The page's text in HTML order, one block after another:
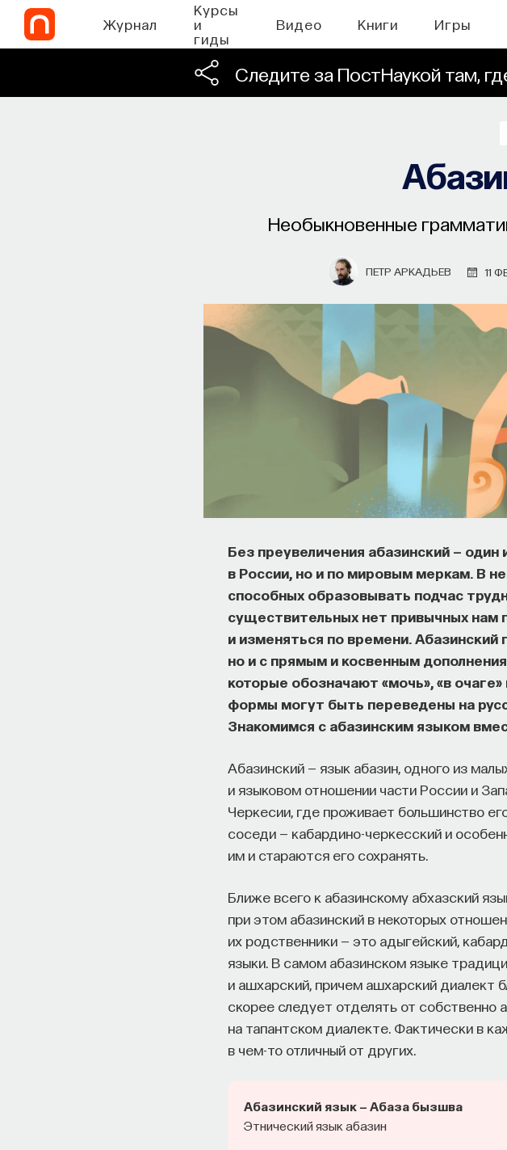
Журнал
Курсы
и
гиды
Видео Книги Игры
Следите за ПостНаукой там,
Необыкновенные
ПЕТР АРКАДЬЕВ 11
Без преувеличения абазинский —
в России, но и по мировым меркам. В
способных образовывать подчас
существительных нет привычных нам
и изменяться по времени. Абазинский
но и с прямым и косвенным
которые обозначают «мочь», «в
формы могут быть переведены на
Знакомимся с абазинским языком
Абазинский — язык абазин, одного из
и языковом отношении части России и
Черкесии, где проживает большинство
соседи — кабардино-черкесский и
им и стараются его сохранять.
Ближе всего к абазинскому абхазский
при этом абазинский в некоторых
их родственники — это адыгейский,
языки. В самом абазинском языке
и ашхарский, причем ашхарский диалект
скорее следует отделять от собственно
на тапантском диалекте. Фактически в
в чем-то отличный от других.
Абазинский язык — Абаза бызшва
Этнический язык абазин